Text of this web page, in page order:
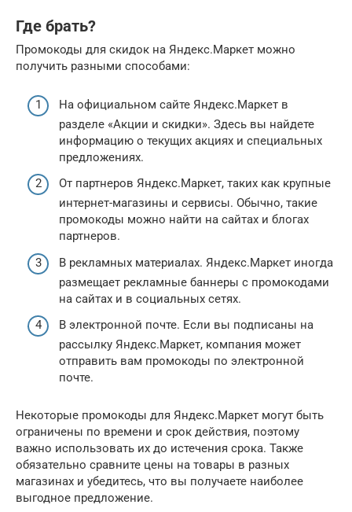
Где брать?
Промокоды для скидок на Яндекс.Маркет можно
получить разными способами:
На официальном сайте Яндекс.Маркет в
разделе «Акции и скидки». Здесь вы найдете
информацию о текущих акциях и специальных
предложениях.
От партнеров Яндекс.Маркет, таких как крупные
интернет-магазины и сервисы. Обычно, такие
промокоды можно найти на сайтах и блогах
партнеров.
В рекламных материалах. Яндекс.Маркет иногда
размещает рекламные баннеры с промокодами
на сайтах и в социальных сетях.
В электронной почте. Если вы подписаны на
рассылку Яндекс.Маркет, компания может
отправить вам промокоды по электронной
почте.
Некоторые промокоды для Яндекс.Маркет могут быть
ограничены по времени и срок действия, поэтому
важно использовать их до истечения срока. Также
обязательно сравните цены на товары в разных
магазинах и убедитесь, что вы получаете наиболее
выгодное предложение.